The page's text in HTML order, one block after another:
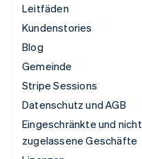
Leitfäden
Kundenstories
Blog
Gemeinde
Stripe Sessions
Datenschutz und AGB
Eingeschränkte und nicht
zugelassene Geschäfte